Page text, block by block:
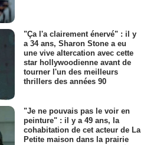
"Ça l'a clairement énervé" : il y
a 34 ans, Sharon Stone a eu
une vive altercation avec cette
star hollywoodienne avant de
tourner l'un des meilleurs
thrillers des années 90
"Je ne pouvais pas le voir en
peinture" : il y a 49 ans, la
cohabitation de cet acteur de La
Petite maison dans la prairie